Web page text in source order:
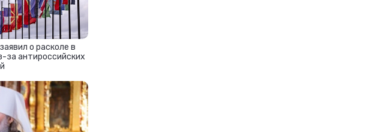
о расколе в
за антироссийских